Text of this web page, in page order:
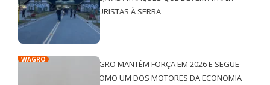
TURISTAS À SERRA
WAGRO
AGRO MANTÉM FORÇA EM 2026 E SEGUE
COMO UM DOS MOTORES DA ECONOMIA